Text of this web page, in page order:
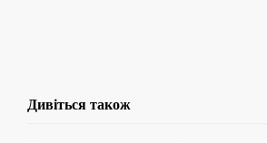
Дивіться також